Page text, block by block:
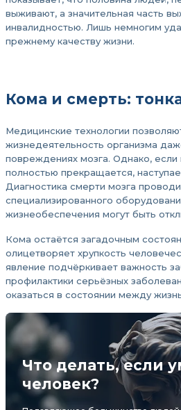
выживают, а значительная часть
инвалидностью. Лишь немногим
прежнему качеству жизни.
Кома и смерть:
Медицинские технологии
жизнедеятельность организма
повреждениях мозга. Однако,
полностью прекращается,
Диагностика смерти мозга
специализированного
жизнеобеспечения могут быть
Кома остаётся загадочным
олицетворяет хрупкость
явление подчёркивает важность
профилактики серьёзных
оказаться в состоянии между
Что делать, если
человек?